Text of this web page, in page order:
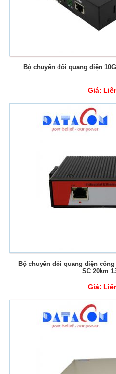
Bộ chuyển đổi quang điện
Giá:
Bộ chuyển đổi quang điện công
SC 20km
Giá: